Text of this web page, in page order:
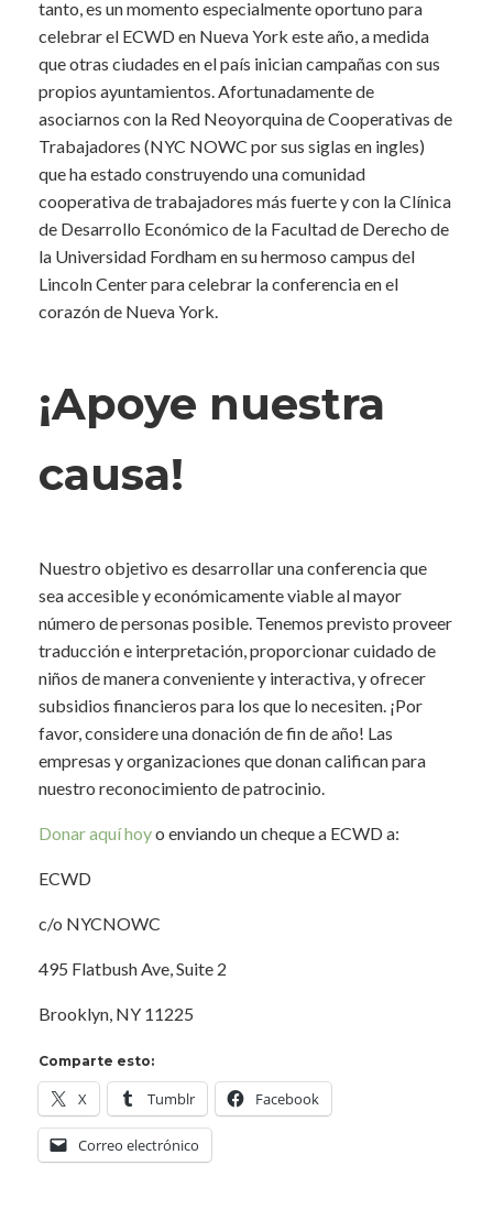
tanto, es un momento especialmente oportuno para
celebrar el ECWD en Nueva York este año, a medida
que otras ciudades en el país inician campañas con sus
propios ayuntamientos. Afortunadamente de
asociarnos con la Red Neoyorquina de Cooperativas de
Trabajadores (NYC NOWC por sus siglas en ingles)
que ha estado construyendo una comunidad
cooperativa de trabajadores más fuerte y con la Clínica
de Desarrollo Económico de la Facultad de Derecho de
la Universidad Fordham en su hermoso campus del
Lincoln Center para celebrar la conferencia en el
corazón de Nueva York.
¡Apoye nuestra
causa!
Nuestro objetivo es desarrollar una conferencia que
sea accesible y económicamente viable al mayor
número de personas posible. Tenemos previsto proveer
traducción e interpretación, proporcionar cuidado de
niños de manera conveniente y interactiva, y ofrecer
subsidios financieros para los que lo necesiten. ¡Por
favor, considere una donación de fin de año! Las
empresas y organizaciones que donan califican para
nuestro reconocimiento de patrocinio.
Donar aquí hoyo enviando un cheque a ECWD a:
ECWD
c/o NYCNOWC
495 Flatbush Ave, Suite 2
Brooklyn, NY 11225
Comparte esto:
X Tumblr Facebook
Correo electrónico